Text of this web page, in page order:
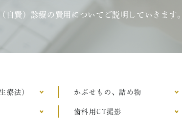
医院紹介
治療費
自費）診療の費用についてご説明していきます。
療法） かぶせもの、詰め物
歯科用CT撮影